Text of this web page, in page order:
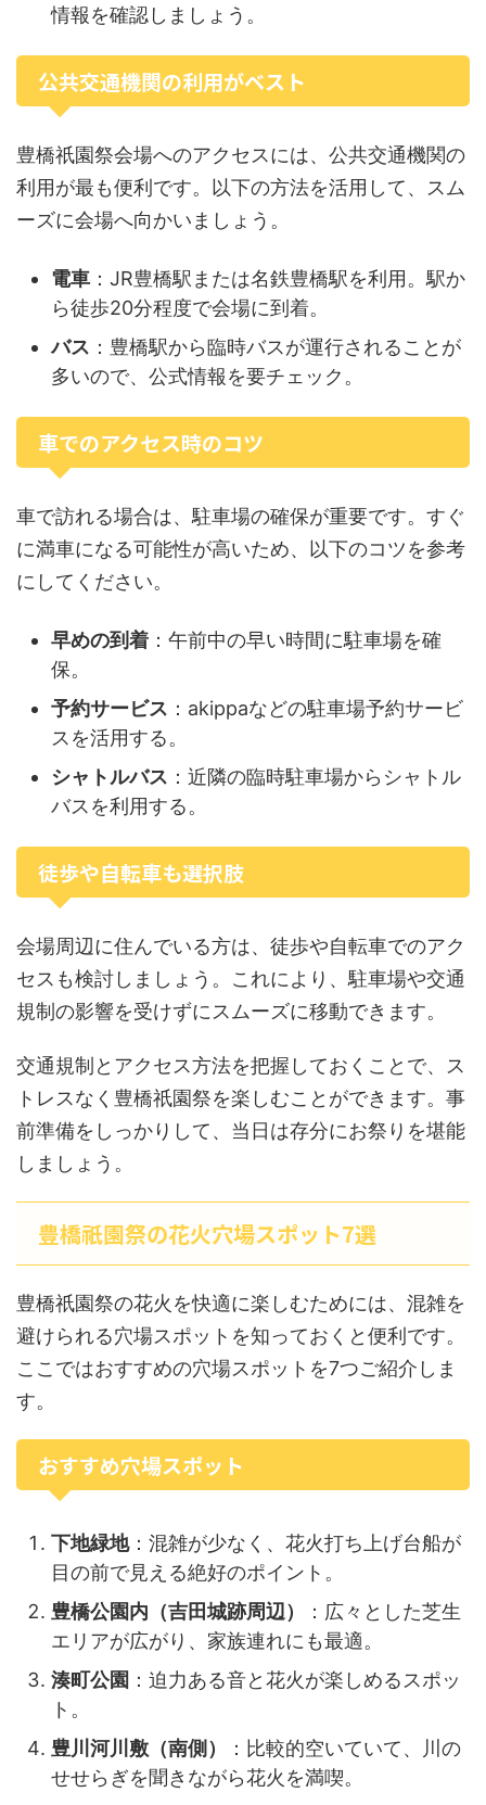
情報を確認しましょう。
公共交通機関の利用がベスト
豊橋祇園祭会場へのアクセスには、公共交通機関の
利用が最も便利です。以下の方法を活用して、スム
ーズに会場へ向かいましょう。
電車 ：JR豊橋駅または名鉄豊橋駅を利用。駅か
ら徒歩20分程度で会場に到着。
バス ：豊橋駅から臨時バスが運行されることが
多いので、公式情報を要チェック。
車でのアクセス時のコツ
車で訪れる場合は、駐車場の確保が重要です。すぐ
に満車になる可能性が高いため、以下のコツを参考
にしてください。
早めの到着 ：午前中の早い時間に駐車場を確
保。
予約サービス ：akippaなどの駐車場予約サービ
スを活用する。
シャトルバス ：近隣の臨時駐車場からシャトル
バスを利用する。
徒歩や自転車も選択肢
会場周辺に住んでいる方は、徒歩や自転車でのアク
セスも検討しましょう。これにより、駐車場や交通
規制の影響を受けずにスムーズに移動できます。
交通規制とアクセス方法を把握しておくことで、ス
トレスなく豊橋祇園祭を楽しむことができます。事
前準備をしっかりして、当日は存分にお祭りを堪能
しましょう。
豊橋祇園祭の花火穴場スポット7選
豊橋祇園祭の花火を快適に楽しむためには、混雑を
避けられる穴場スポットを知っておくと便利です。
ここではおすすめの穴場スポットを7つご紹介しま
す。
おすすめ穴場スポット
下地緑地：混雑が少なく、花火打ち上げ台船が
目の前で見える絶好のポイント。
豊橋公園内（吉田城跡周辺）
：広々とした芝生
エリアが広がり、家族連れにも最適。
湊町公園 ：迫力ある音と花火が楽しめるスポッ
ト。
豊川河川敷（南側）
：比較的空いていて、川の
せせらぎを聞きながら花火を満喫。